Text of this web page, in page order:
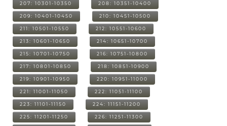
207: 10301-10350 208: 10351-10400
209: 10401-10450 210: 10451-10500
211: 10501-10550 212: 10551-10600
213: 10601-10650 214: 10651-10700
215: 10701-10750 216: 10751-10800
217: 10801-10850 218: 10851-10900
219: 10901-10950 220: 10951-11000
221: 11001-11050 222: 11051-11100
223: 11101-11150 224: 11151-11200
225: 11201-11250 226: 11251-11300